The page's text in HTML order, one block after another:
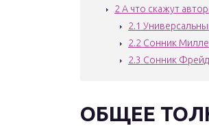
2 А что скажут
2.1
2.2 Сонник
2.3 Сонник
ОБЩЕЕ